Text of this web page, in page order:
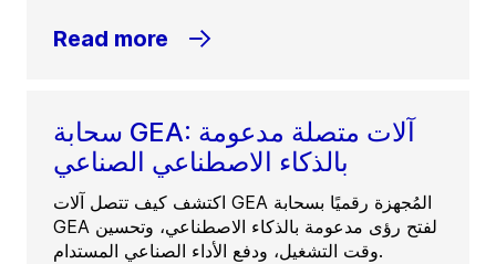
Read more
سحابة GEA: آلات متصلة مدعومة
بالذكاء الاصطناعي الصناعي
اكتشف كيف تتصل آلات GEA المُجهزة رقميًا بسحابة
GEA لفتح رؤى مدعومة بالذكاء الاصطناعي، وتحسين
وقت التشغيل، ودفع الأداء الصناعي المستدام.